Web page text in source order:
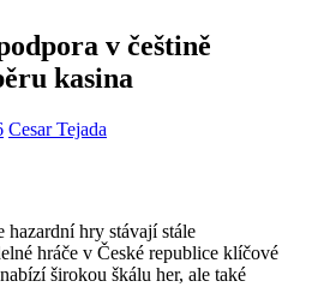
v češtině
kasina
Cesar Tejada
hry stávají stále
hráče v České republice klíčové
širokou škálu her, ale také